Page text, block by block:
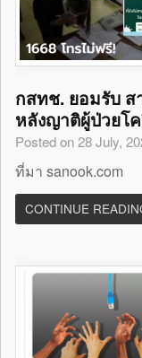
กสทช. ยอมรับ ส
หลังญาติผู้ป่วยโ
Posted on 28 July,
ที่มา sanook.com
CONTINUE